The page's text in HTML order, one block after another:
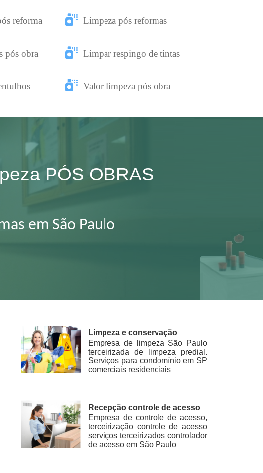
reforma
pós obra
Limpeza pós reformas
Limpar respingo de tintas
Valor limpeza pós obra
PÓS OBRAS
em São Paulo
Limpeza e conservação
Empresa de limpeza São Paulo
terceirizada de limpeza predial,
Serviços para condomínio em SP
comerciais residenciais
Recepção controle de acesso
Empresa de controle de acesso,
terceirização controle de acesso
serviços terceirizados controlador
de acesso em São Paulo